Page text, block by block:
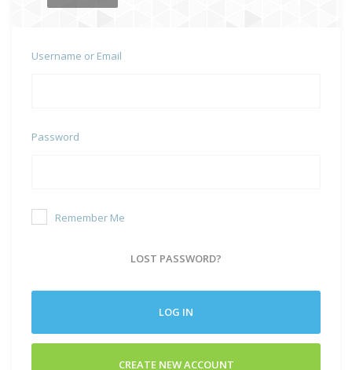
Username or Email
Password
Remember Me
LOST PASSWORD?
LOG IN
CREATE NEW ACCOUNT